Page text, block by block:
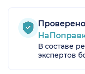
Проверено
В составе
экспертов